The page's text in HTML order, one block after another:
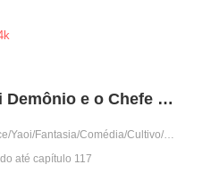
O Rei Demônio e o Chefe da Seita de Cultivo
Romance/Yaoi/Fantasia/Comédia/Cultivo/BL/LGBT
até capítulo 117